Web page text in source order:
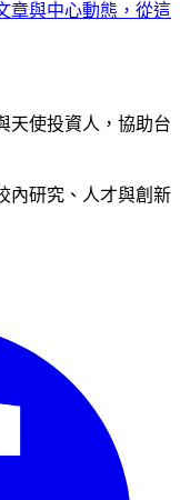
章與中心動態，從這
天使投資人，協助台
內研究、人才與創新